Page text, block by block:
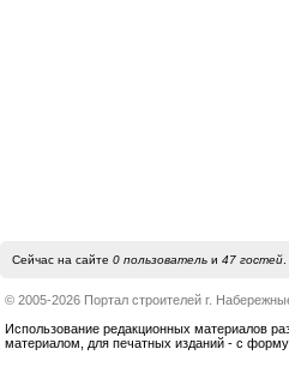
Сейчас на сайте 0 пользовательи 47 гостей.
© 2005-2026 Портал строителей г.
Использование редакционных материалов
материалом, для печатных изданий - с